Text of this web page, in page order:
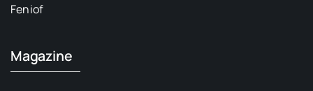
Feniof
Magazine